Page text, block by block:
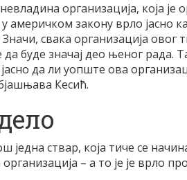
организација, која је
америчком закону врло јасно
свака организација овог
буде значај део њеног рада.
да ли уопште ова
Кесић.
једна ствар, која тиче се
– а то је је врло